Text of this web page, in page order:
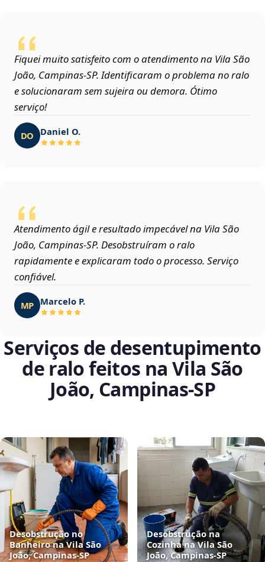
Fiquei muito satisfeito com o atendimento na Vila São
João, Campinas‑SP. Identificaram o problema no ralo
e solucionaram sem sujeira ou demora. Ótimo
serviço!
DO Daniel O.
Atendimento ágil e resultado impecável na Vila São
João, Campinas‑SP. Desobstruíram o ralo
rapidamente e explicaram todo o processo. Serviço
confiável.
MP Marcelo P.
Serviços de desentupimento
de ralo feitos na Vila São
João, Campinas‑SP
Desobstrução no
Banheiro na Vila São
João, Campinas‑SP
Desobstrução na
Cozinha na Vila São
João, Campinas‑SP